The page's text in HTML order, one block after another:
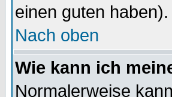
einen guten haben).
Nach oben
Wie kann ich
Normalerweise